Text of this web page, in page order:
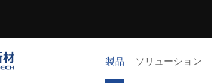
製品 ソリューション